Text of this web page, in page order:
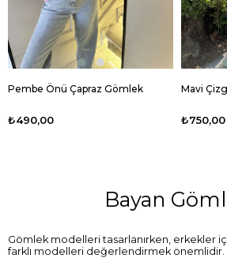
Pembe Önü Çapraz Gömlek
₺490,00
Mavi
₺750,00
Bayan
Gömlek modelleri tasarlanırken, erkekler
farklı modelleri değerlendirmek